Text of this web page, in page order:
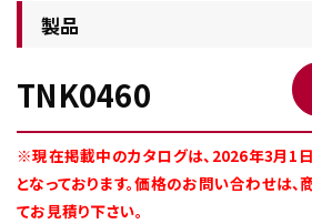
工具・部品一覧
製品
TNK0460
※現在掲載中のカタログは、2026年3月1
となっております。価格のお問い合わせは
てお見積り下さい。